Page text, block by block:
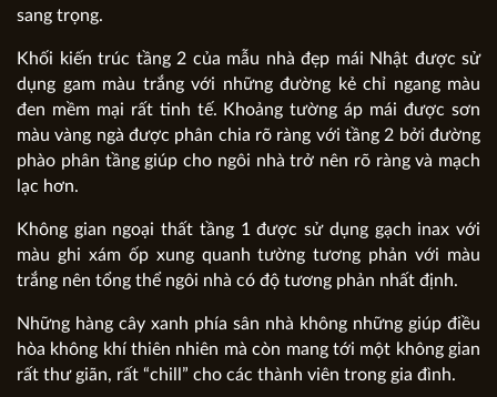
sang trọng.
Khối kiến trúc tầng 2 của mẫu nhà đẹp mái Nhật được sử
dụng gam màu trắng với những đường kẻ chỉ ngang màu
đen mềm mại rất tinh tế. Khoảng tường áp mái được sơn
màu vàng ngà được phân chia rõ ràng với tầng 2 bởi đường
phào phân tầng giúp cho ngôi nhà trở nên rõ ràng và mạch
lạc hơn.
Không gian ngoại thất tầng 1 được sử dụng gạch inax với
màu ghi xám ốp xung quanh tường tương phản với màu
trắng nên tổng thể ngôi nhà có độ tương phản nhất định.
Những hàng cây xanh phía sân nhà không những giúp điều
hòa không khí thiên nhiên mà còn mang tới một không gian
rất thư giãn, rất “chill” cho các thành viên trong gia đình.